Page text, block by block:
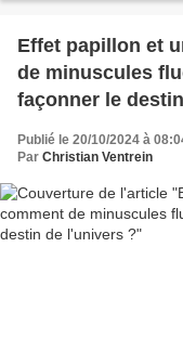
Effet papillon et
de minuscules
façonner le
Publié le 20/10/2024 à
Par Christian Ventrein